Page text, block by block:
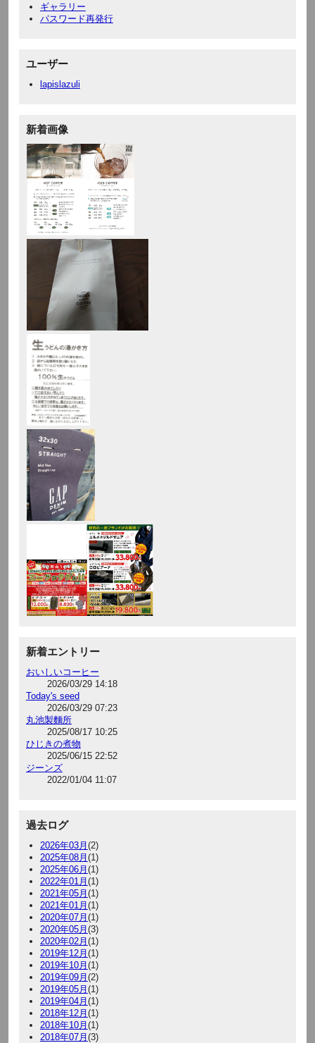
ギャラリー
パスワード再発行
ユーザー
lapislazuli
新着画像
新着エントリー
おいしいコーヒー
2026/03/29 14:18
Today's seed
2026/03/29 07:23
丸池製麵所
2025/08/17 10:25
ひじきの煮物
2025/06/15 22:52
ジーンズ
2022/01/04 11:07
過去ログ
2026年03月(2)
2025年08月(1)
2025年06月(1)
2022年01月(1)
2021年05月(1)
2021年01月(1)
2020年07月(1)
2020年05月(3)
2020年02月(1)
2019年12月(1)
2019年10月(1)
2019年09月(2)
2019年05月(1)
2019年04月(1)
2018年12月(1)
2018年10月(1)
2018年07月(3)